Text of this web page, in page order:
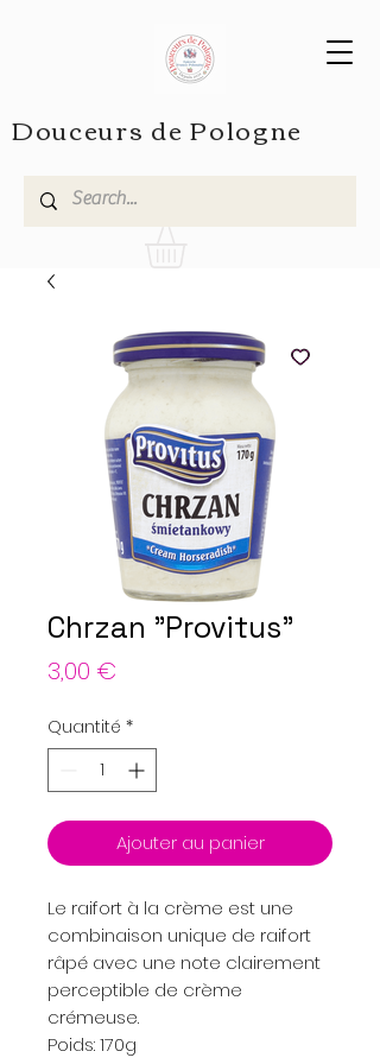
Douceurs de Pologne
Chrzan "Provitus"
3,00 €
Quantité *
Ajouter au panier
Le raifort à la crème est une
combinaison unique de raifort
râpé avec une note clairement
perceptible de crème
crémeuse.
Poids: 170g